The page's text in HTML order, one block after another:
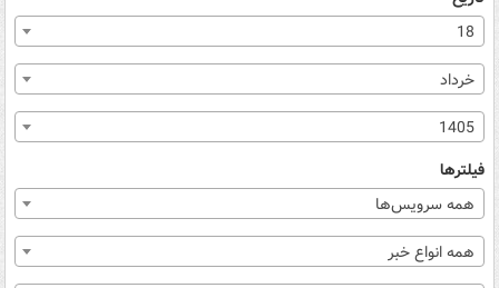
18
خرداد
1405
فیلترها
همه سرویس‌ها
همه انواع خبر